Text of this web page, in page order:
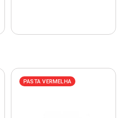
PASTA VERMELHA